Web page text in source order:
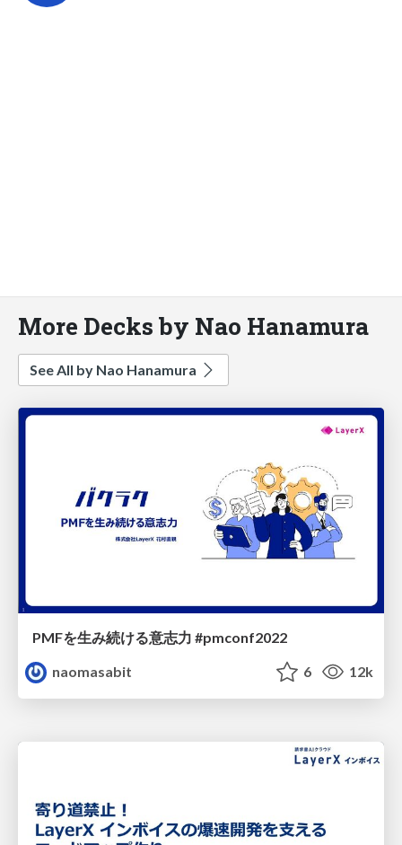
More Decks by Nao Hanamura
See All by Nao Hanamura
PMFを生み続ける意志力 #pmconf2022
naomasabit
6 12k